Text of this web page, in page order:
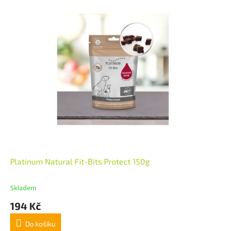
Platinum Natural Fit-Bits Protect 150g
Skladem
194 Kč
Do košíku